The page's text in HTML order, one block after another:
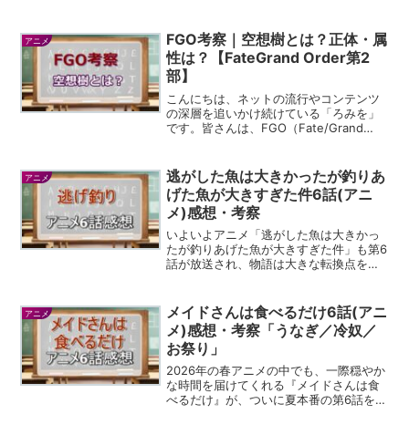
ラパントラックが見事に映像化した「正
反対な君と僕」は、ま...
アニメ
FGO考察｜空想樹とは？正体・属
性は？【FateGrand Order第2
部】
こんにちは、ネットの流行やコンテンツ
の深層を追いかけ続けている「ろみを」
です。皆さんは、FGO（Fate/Grand
までその実体をご存知でしょうか。空を
見上げれ...
アニメ
逃がした魚は大きかったが釣りあ
げた魚が大きすぎた件6話(アニ
メ)感想・考察
いよいよアニメ「逃がした魚は大きかっ
たが釣りあげた魚が大きすぎた件」も第6
話が放送され、物語は大きな転換点を迎
ッツィ公爵家の賑やかな様子がたっぷり
と描かれ、ファンにはた...
アニメ
メイドさんは食べるだけ6話(アニ
メ)感想・考察「うなぎ／冷奴／
お祭り」
2026年の春アニメの中でも、一際穏やか
な時間を届けてくれる『メイドさんは食
べるだけ』が、ついに夏本番の第6話を迎